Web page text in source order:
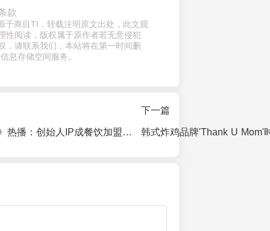
款
于商目TI，转载注明原文出处，此文观
性阅读，版权属于原作者若无意侵犯
，请联系我们，本站将在第一时间删
息存储空间服务。
《闪光的创始人》热播：创始人IP成餐饮加盟精准引流新密码
下一篇